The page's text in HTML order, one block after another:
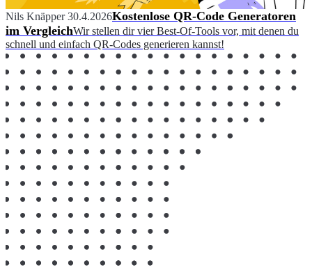
Nils Knäpper 30.4.2026Kostenlose QR-Code Generatoren
im VergleichWir stellen dir vier Best-Of-Tools vor, mit denen du
schnell und einfach QR-Codes generieren kannst!